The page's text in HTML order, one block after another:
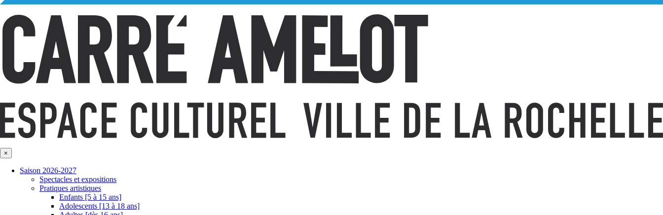
×
Saison 2026-2027
Spectacles et expositions
Pratiques artistiques
Enfants [5 à 15 ans]
Adolescents [13 à 18 ans]